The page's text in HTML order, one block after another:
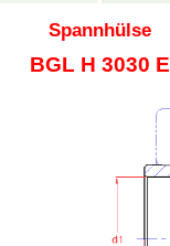
Spannhülse
BGL H 3030 E